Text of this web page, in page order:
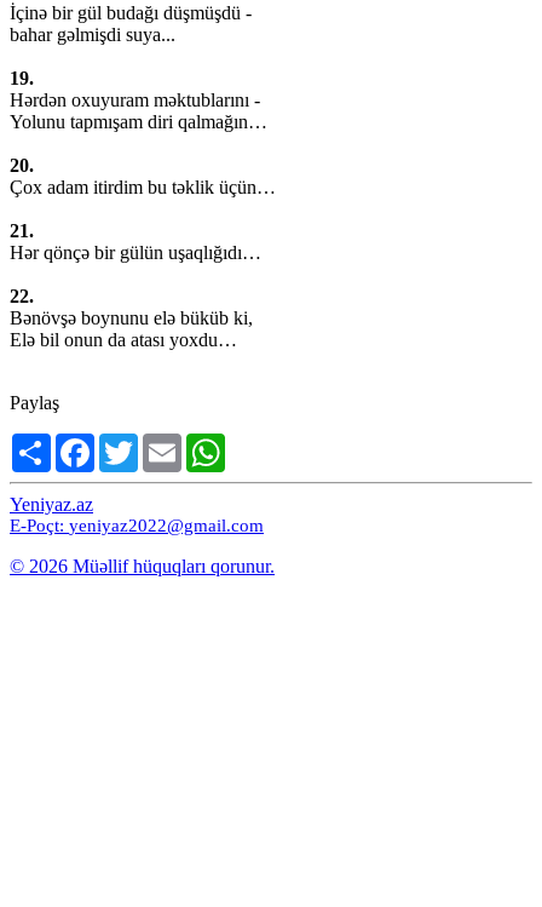
İçinə bir gül budağı düşmüşdü -
bahar gəlmişdi suya...
19.
Hərdən oxuyuram məktublarını -
Yolunu tapmışam diri qalmağın…
20.
Çox adam itirdim bu təklik üçün…
21.
Hər qönçə bir gülün uşaqlığıdı…
22.
Bənövşə boynunu elə büküb ki,
Elə bil onun da atası yoxdu…
Paylaş
Share Facebook
TwitterEmail
Yeniyaz.az
E-Poçt: yeniyaz2022@gmail.com
© 2026 Müəllif hüquqları qorunur.